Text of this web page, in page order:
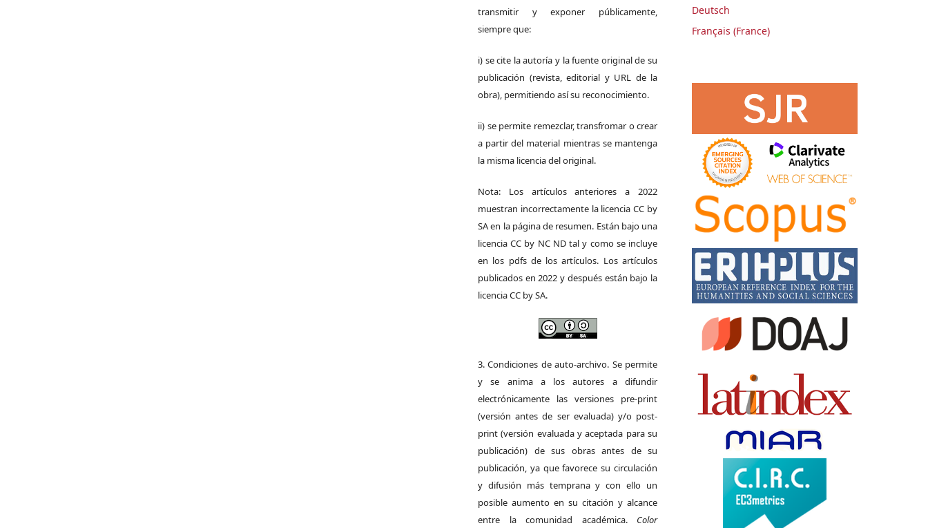
transmitir y exponer públicamente,
siempre que:
i) se cite la autoría y la fuente original de su
publicación (revista, editorial y URL de la
obra), permitiendo así su reconocimiento.
ii) se permite remezclar, transfromar o crear
a partir del material mientras se mantenga
la misma licencia del original.
Nota: Los artículos anteriores a 2022
muestran incorrectamente la licencia CC by
SA en la página de resumen. Están bajo una
licencia CC by NC ND tal y como se incluye
en los pdfs de los artículos. Los artículos
publicados en 2022 y después están bajo la
licencia CC by SA.
3. Condiciones de auto-archivo. Se permite
y se anima a los autores a difundir
electrónicamente las versiones pre-print
(versión antes de ser evaluada) y/o post-
print (versión evaluada y aceptada para su
publicación) de sus obras antes de su
publicación, ya que favorece su circulación
y difusión más temprana y con ello un
posible aumento en su citación y alcance
entre la comunidad académica. Color
Deutsch
Français (France)